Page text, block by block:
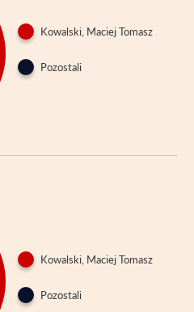
Kowalski, Maciej Tomasz
Pozostali
Kowalski, Maciej Tomasz
Pozostali